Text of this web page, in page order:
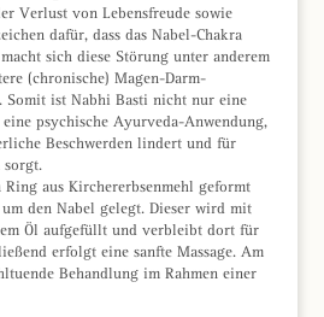
Verlust von Lebensfreude sowie
dafür, dass das Nabel-Chakra
sich diese Störung unter anderem
(chronische) Magen-Darm-
Somit ist Nabhi Basti nicht nur eine
psychische Ayurveda-Anwendung,
Beschwerden lindert und für
sorgt.
aus Kirchererbsenmehl geformt
den Nabel gelegt. Dieser wird mit
Öl aufgefüllt und verbleibt dort für
erfolgt eine sanfte Massage. Am
Behandlung im Rahmen einer